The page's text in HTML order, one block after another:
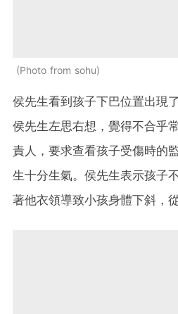
Photo from sohu
侯先生看到孩子下巴位置出現
侯先生左思右想，覺得不合乎
責人，要求查看孩子受傷時的
生十分生氣。侯先生表示孩子
著他衣領導致小孩身體下斜，